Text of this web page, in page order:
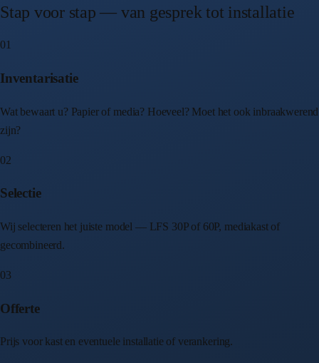
Stap voor stap — van gesprek tot installatie
01
Inventarisatie
Wat bewaart u? Papier of media? Hoeveel? Moet het ook inbraakwerend
zijn?
02
Selectie
Wij selecteren het juiste model — LFS 30P of 60P, mediakast of
gecombineerd.
03
Offerte
Prijs voor kast en eventuele installatie of verankering.